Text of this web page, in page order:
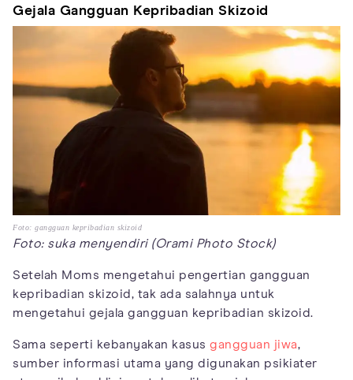
Gejala Gangguan Kepribadian Skizoid
Foto: gangguan kepribadian skizoid
Foto: suka menyendiri (Orami Photo Stock)
Setelah Moms mengetahui pengertian gangguan
kepribadian skizoid, tak ada salahnya untuk
mengetahui gejala gangguan kepribadian skizoid.
Sama seperti kebanyakan kasus gangguan jiwa,
sumber informasi utama yang digunakan psikiater